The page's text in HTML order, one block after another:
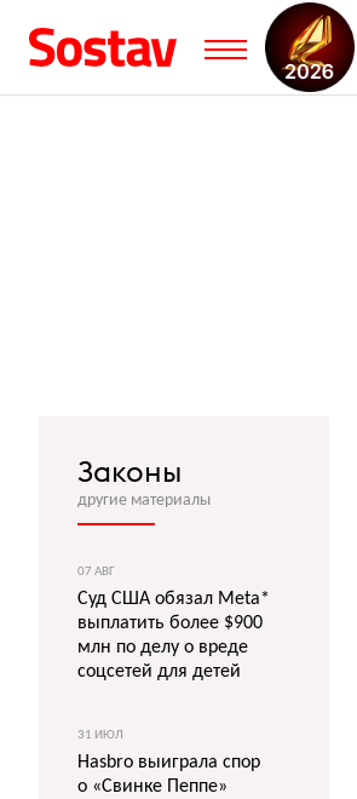
Законы
другие материалы
07 АВГ
Суд США обязал Meta*
выплатить более $900
млн по делу о вреде
соцсетей для детей
31 ИЮЛ
Hasbro выиграла спор
о «Свинке Пеппе»